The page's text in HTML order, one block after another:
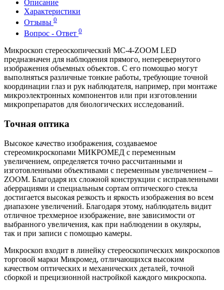
Описание
Характеристики
Отзывы 0
Вопрос - Ответ 0
Микроскоп стереоскопический МС-4-ZOOM LED
предназначен для наблюдения прямого, неперевернутого
изображения объемных объектов. С его помощью могут
выполняться различные тонкие работы, требующие точной
координации глаз и рук наблюдателя, например, при монтаже
микроэлектронных компонентов или при изготовлении
микропрепаратов для биологических исследований.
Точная оптика
Высокое качество изображения, создаваемое
стереомикроскопами МИКРОМЕД с переменным
увеличением, определяется точно рассчитанными и
изготовленными объективами с переменным увеличением –
ZOOM. Благодаря их сложной конструкции с исправленными
аберрациями и специальным сортам оптического стекла
достигается высокая резкость и яркость изображения во всем
диапазоне увеличений. Благодаря этому, наблюдатель видит
отличное трехмерное изображение, вне зависимости от
выбранного увеличения, как при наблюдении в окуляры,
так и при записи с помощью камеры.
Микроскоп входит в линейку стереоскопических микроскопов
торговой марки Микромед, отличающихся высоким
качеством оптических и механических деталей, точной
сборкой и прецизионной настройкой каждого микроскопа.